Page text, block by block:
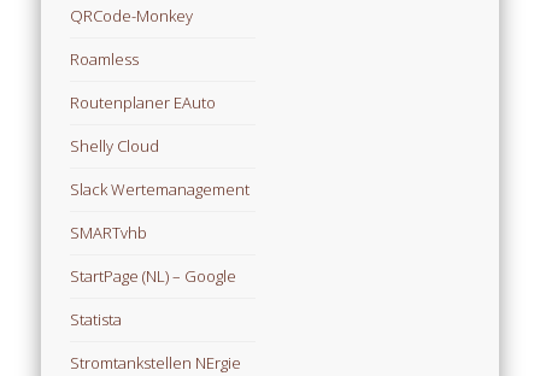
QRCode-Monkey
Roamless
Routenplaner EAuto
Shelly Cloud
Slack Wertemanagement
SMARTvhb
StartPage (NL) – Google
Statista
Stromtankstellen NErgie